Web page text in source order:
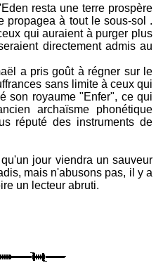
resta une terre prospère
propagea à tout le sous-sol .
qui auraient à purger plus
directement admis au
a pris goût à régner sur le
sans limite à ceux qui
son royaume "Enfer", ce qui
archaïsme phonétique
réputé des instruments de
jour viendra un sauveur
mais n'abusons pas, il y a
un lecteur abruti.